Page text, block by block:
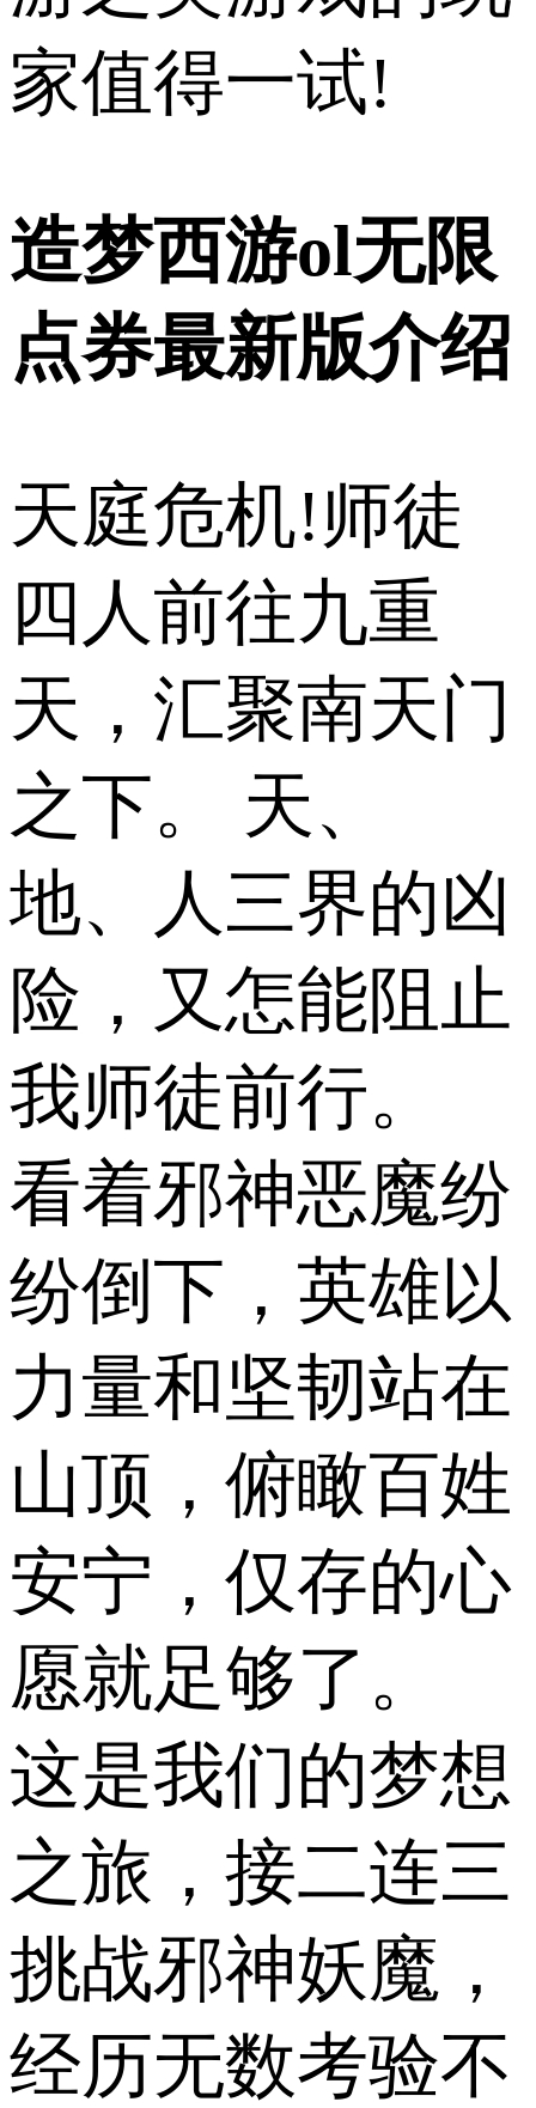
家值得一试!
造梦西游ol无限
点券最新版介绍
天庭危机!师徒
四人前往九重
天，汇聚南天门
之下。 天、
地、人三界的凶
险，又怎能阻止
我师徒前行。
看着邪神恶魔纷
纷倒下，英雄以
力量和坚韧站在
山顶，俯瞰百姓
安宁，仅存的心
愿就足够了。
这是我们的梦想
之旅，接二连三
挑战邪神妖魔，
经历无数考验不